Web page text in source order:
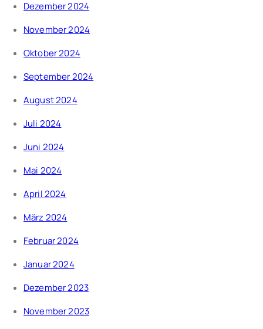
Dezember 2024
November 2024
Oktober 2024
September 2024
August 2024
Juli 2024
Juni 2024
Mai 2024
April 2024
März 2024
Februar 2024
Januar 2024
Dezember 2023
November 2023